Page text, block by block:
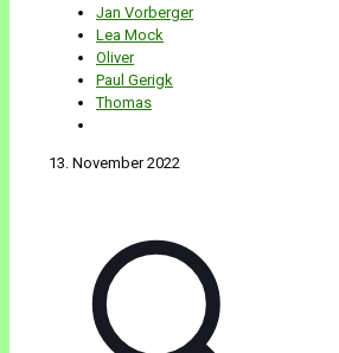
Jan Vorberger
Lea Mock
Oliver
Paul Gerigk
Thomas
13. November 2022